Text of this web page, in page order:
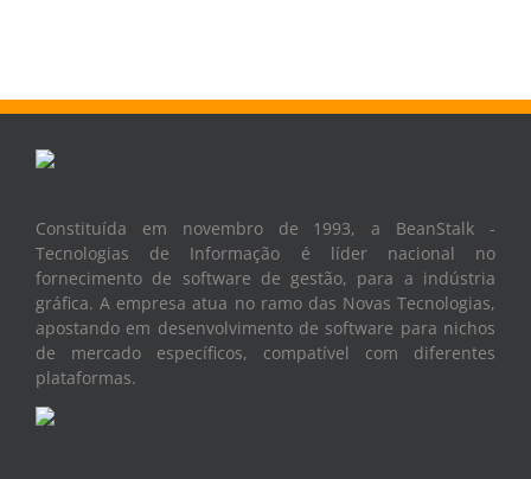
Constituída em novembro de 1993, a BeanStalk -
Tecnologias de Informação é líder nacional no
fornecimento de software de gestão, para a indústria
gráfica. A empresa atua no ramo das Novas Tecnologias,
apostando em desenvolvimento de software para nichos
de mercado específicos, compatível com diferentes
plataformas.